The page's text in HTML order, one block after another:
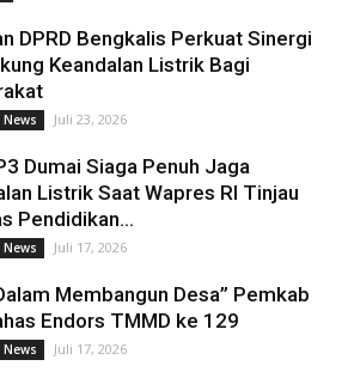
DPRD Bengkalis Perkuat Sinergi
Keandalan Listrik Bagi
Juli 23, 2026
Dumai Siaga Penuh Jaga
Listrik Saat Wapres RI Tinjau
Pendidikan...
Juli 17, 2026
Membangun Desa” Pemkab
Endors TMMD ke 129
Juli 17, 2026